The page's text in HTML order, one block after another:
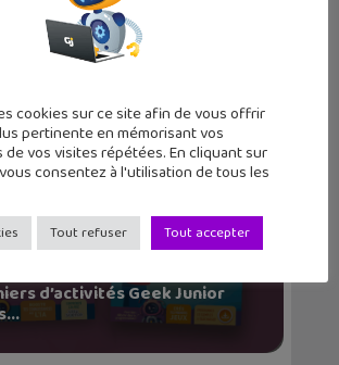
d’activités Geek Junior
cookies sur ce site afin de vous offrir
pertinente en mémorisant vos
vos visites répétées. En cliquant sur
consentez à l'utilisation de tous les
Tout refuser Tout accepter